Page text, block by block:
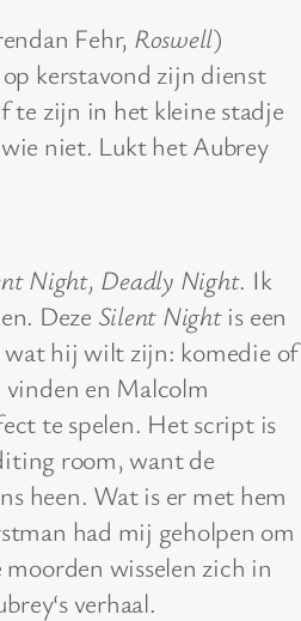
Fehr, Roswell)
kerstavond zijn dienst
te zijn in het kleine stadje
niet. Lukt het Aubrey
Night, Deadly Night. Ik
Deze Silent Nightis een
wat hij wilt zijn: komedie of
vinden en Malcolm
te spelen. Het script is
room, want de
heen. Wat is er met hem
had mij geholpen om
wisselen zich in
verhaal.